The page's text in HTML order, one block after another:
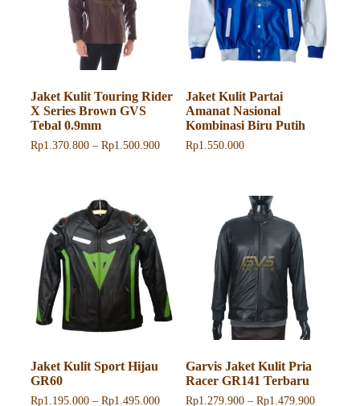
Jaket Kulit Touring Rider
X Series Brown GVS
Tebal 0.9mm
Rp1.370.800 – Rp1.500.900Rentang
varian.
Pilihan
dapat
diambil
di
halaman
produk
Jaket Kulit Partai
Amanat Nasional
Kombinasi Biru Putih
Rp1.550.000
Jaket Kulit Sport Hijau
GR60
Rp1.195.000 – Rp1.495.000Rentang
Garvis Jaket Kulit Pria
Racer GR141 Terbaru
Rp1.279.900 – Rp1.479.900Rentang